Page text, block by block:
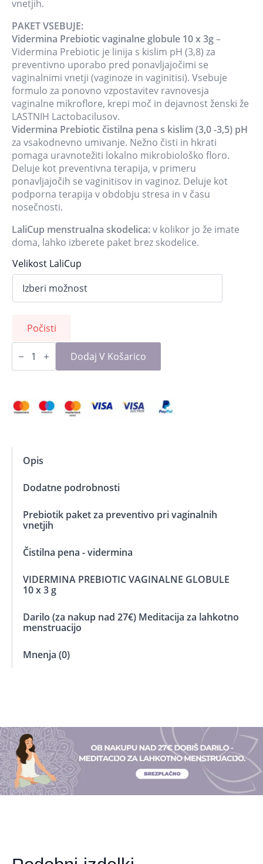
od
€26,21
do
€51,40
vnetjih.
PAKET VSEBUJE:
Vidermina Prebiotic vaginalne globule 10 x 3g–
Vidermina Prebiotic je linija s kislim pH (3,8) za
preventivno uporabo pred ponavljajočimi se
vaginalnimi vnetji (vaginoze in vaginitisi). Vsebuje
formulo za ponovno vzpostavitev ravnovesja
vaginalne mikroflore, krepi moč in dejavnost ženski že
LASTNIH Lactobacilusov.
Vidermina Prebiotic čistilna pena s kislim (3,0 -3,5) pH
za vsakodnevno umivanje. Nežno čisti in hkrati
pomaga uravnotežiti lokalno mikrobiološko floro.
Deluje kot preventivna terapija, v primeru
ponavljajočih se vaginitisov in vaginoz. Deluje kot
podporna terapija v obdobju stresa in v času
nosečnosti.
LaliCup menstrualna skodelica:v kolikor jo že imate
doma, lahko izberete paket brez skodelice.
Velikost LaliCup
Počisti
Vidermina
prebiotik
za
-
preventiva
Dodaj V Košarico
Opis
Dodatne podrobnosti
Prebiotik paket za preventivo pri vaginalnih
vnetjih
Čistilna pena - vidermina
VIDERMINA PREBIOTIC VAGINALNE GLOBULE
10 x 3 g
Darilo (za nakup nad 27€) Meditacija za lahkotno
menstruacijo
Mnenja (0)